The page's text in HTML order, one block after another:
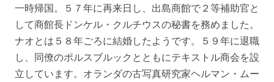
一時帰国。５７年に再来日し、出島商館で２等補助官と
して商館長ドンケル・クルチウスの秘書を務めました。
ナオとは５８年ごろに結婚したようです。５９年に退職
し、同僚のポルスブルックとともにテキストル商会を設
立しています。オランダの古写真研究家ヘルマン・ムー